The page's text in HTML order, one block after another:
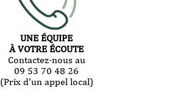
UNE ÉQUIPE
À VOTRE ÉCOUTE
Contactez-nous au
09 53 70 48 26
(Prix d'un appel local)